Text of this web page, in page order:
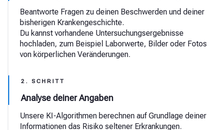
Beantworte Fragen zu deinen Beschwerden und deiner
bisherigen Krankengeschichte.
Du kannst vorhandene Untersuchungsergebnisse
hochladen, zum Beispiel Laborwerte, Bilder oder Fotos
von körperlichen Veränderungen.
2. SCHRITT
Analyse deiner Angaben
Unsere KI-Algorithmen berechnen auf Grundlage deiner
Informationen das Risiko seltener Erkrankungen.